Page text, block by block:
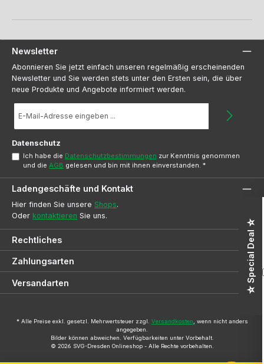
Newsletter
Abonnieren Sie jetzt einfach unseren regelmäßig erscheinenden
Newsletter und Sie werden stets unter den Ersten sein, die über
neue Produkte und Angebote informiert werden.
Mail-
Datenschutz
Ich habe die Datenschutzbestimmungen zur Kenntnis genommen
und dieAGB gelesen und bin mit ihnen einverstanden.*
Ladengeschäfte und Kontakt
Hier finden Sie unsere Shops.
Oder kontaktieren Sie uns.
Rechtliches
Zahlungsarten
Versandarten
* Alle Preise exkl. gesetzl. Mehrwertsteuer zzgl. Versandkosten , wenn nicht anders
angegeben.
Bilder können abweichen. Verfügbarkeiten unter Vorbehalt.
© 2026 SVG-Dresden Onlineshop - Alle Rechte vorbehalten.
☆ Special Deal ☆